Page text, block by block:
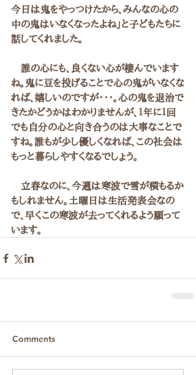
今日は鬼をやっつけたから、みんなの心の
中の鬼はいなくなったよね」と子どもたちに
話してくれました。
誰の心にも、良くない心が棲んでいます
ね。鬼に豆を投げることで心の鬼がいなくな
れば、嬉しいのですが・・・。心の鬼を退治で
きたかどうかはわかりませんが、１年に１回
でも自分の心と向き合うのは大事なことで
すね。誰もが少し優しくなれば、この社会は
もっと暮らしやすくなるでしょう。
立春なのに、今週は寒波で雪が積もるか
もしれません。土曜日は生活発表会なの
で、早くこの寒波が去ってくれるよう願って
います。
Comments